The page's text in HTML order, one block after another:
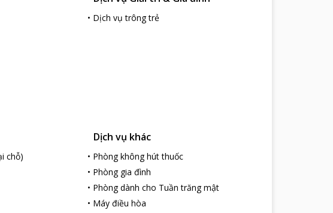
• Dịch vụ trông trẻ
chỗ)
Dịch vụ khác
• Phòng không hút thuốc
• Phòng gia đình
• Phòng dành cho Tuần trăng mật
• Máy điều hòa